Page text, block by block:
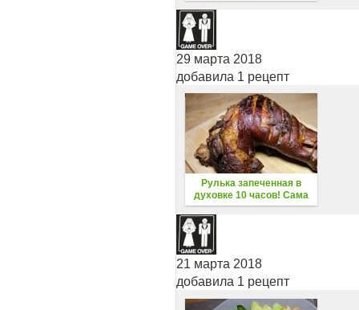
29 марта 2018
добавила 1 рецепт
Рулька запеченная в
духовке 10 часов! Сама
нежность!
21 марта 2018
добавила 1 рецепт